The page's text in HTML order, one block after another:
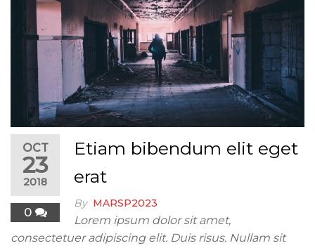
OCT
23
2018
0
Etiam bibendum elit eget
erat
By MARSP2023
Lorem ipsum dolor sit amet,
consectetuer adipiscing elit. Duis risus. Nullam sit